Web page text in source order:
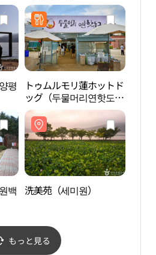
평
トゥムルモリ蓮ホットド
ッグ（두물머리연핫도
그）
백 洗美苑（세미원）
もっと見る